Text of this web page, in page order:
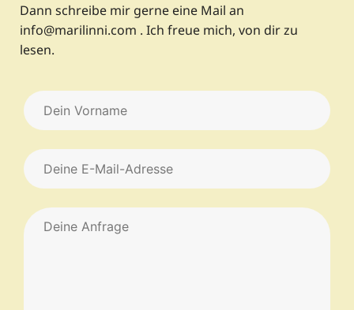
Dann schreibe mir gerne eine Mail an
info@marilinni.com . Ich freue mich, von dir zu
lesen.